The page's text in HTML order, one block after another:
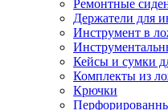
Ремонтные
Держатели для
Инструмент в
Кейсы и сумки
Комплекты из
Крючки